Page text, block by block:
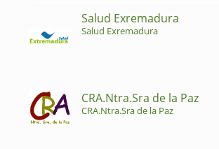
Salud Exremadura
Salud Exremadura
CRA.Ntra.Sra de la Paz
CRA.Ntra.Sra de la Paz